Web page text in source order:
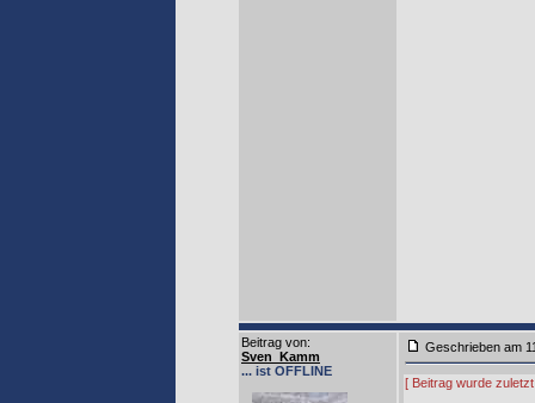
Beitrag von:
Sven_Kamm
... ist OFFLINE
Geschrieben am
[ Beitrag wurde